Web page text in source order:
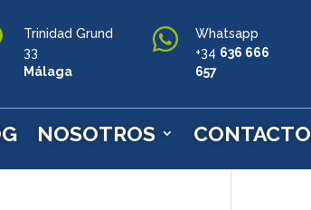
Trinidad Grund
33
Málaga

Whatsapp
+34 636 666
657
NOSOTROS CONTACTO